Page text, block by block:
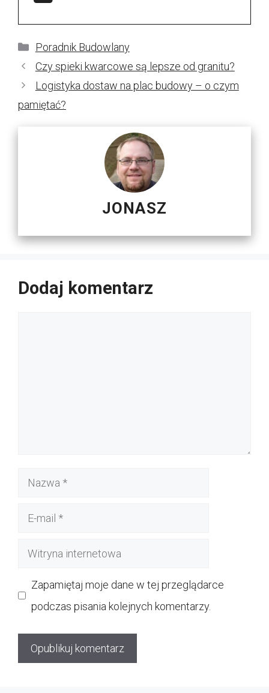
Kategorie
Poradnik Budowlany
Czy spieki kwarcowe są lepsze od granitu?
Logistyka dostaw na plac budowy – o czym
pamiętać?
JONASZ
Dodaj komentarz
Nazwa
Witryna
Zapamiętaj moje dane w tej przeglądarce
podczas pisania kolejnych komentarzy.